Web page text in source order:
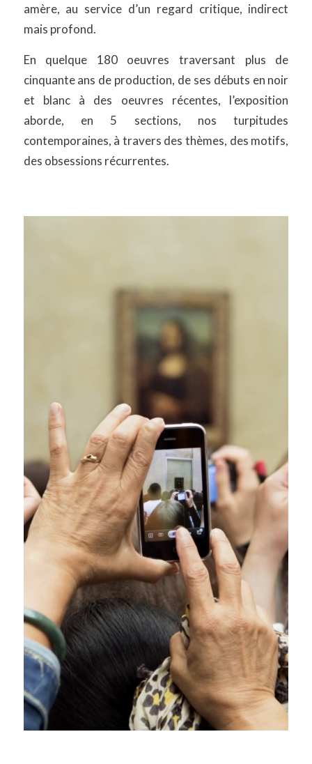
amère, au service d’un regard critique, indirect
mais profond.
En quelque 180 oeuvres traversant plus de
cinquante ans de production, de ses débuts en noir
et blanc à des oeuvres récentes, l’exposition
aborde, en 5 sections, nos turpitudes
contemporaines, à travers des thèmes, des motifs,
des obsessions récurrentes.